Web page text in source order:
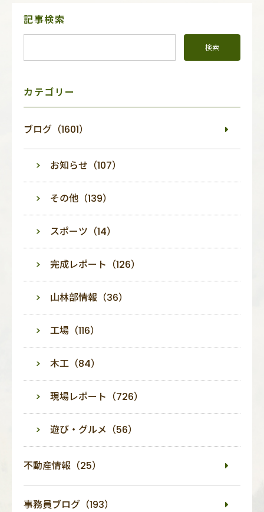
サ
ニ
記事検索
カテゴリー
ブログ（1601）
お知らせ（107）
その他（139）
スポーツ（14）
完成レポート（126）
山林部情報（36）
工場（116）
木工（84）
現場レポート（726）
遊び・グルメ（56）
不動産情報（25）
事務員ブログ（193）